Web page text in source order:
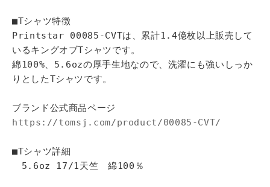
■Tシャツ特徴
Printstar 00085-CVTは、累計1.4億枚以上販売して
いるキングオブTシャツです。
綿100%、5.6ozの厚手生地なので、洗濯にも強いしっか
りとしたTシャツです。
ブランド公式商品ページ
https://tomsj.com/product/00085-CVT/
■Tシャツ詳細
5.6oz 17/1天竺 綿100％